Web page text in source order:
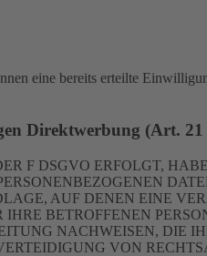
eine bereits erteilte
Direktwerbung (Art.
F DSGVO ERFOLGT,
AUF DENEN EINE
BETROFFENEN
NACHWEISEN, DIE
VON